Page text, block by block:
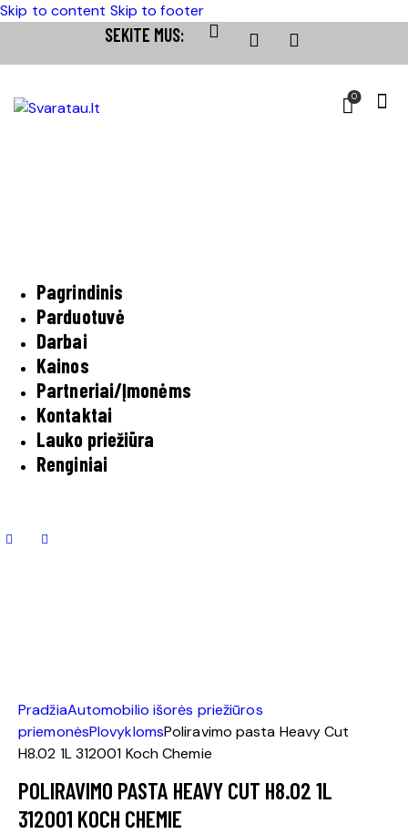
Skip to content Skip to footer
SEKITE MUS:
0
Pagrindinis
Parduotuvė
Darbai
Kainos
Partneriai/Įmonėms
Kontaktai
Lauko priežiūra
Renginiai
PradžiaAutomobilio išorės priežiūros
priemonėsPlovyklomsPoliravimo pasta Heavy Cut
H8.02 1L 312001 Koch Chemie
POLIRAVIMO PASTA HEAVY CUT H8.02 1L
312001 KOCH CHEMIE